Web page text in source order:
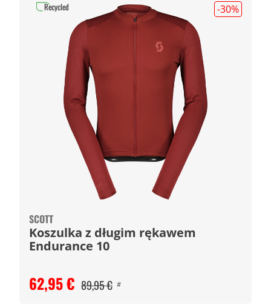
-30%
SCOTT
Koszulka z długim rękawem
Endurance 10
62,95 € 89,95 € #
Recycled